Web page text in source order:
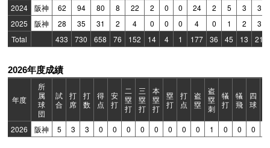
2024
阪神 62 94 80 8 22 2 0 0 24 2 5 3
3
2025
阪神 28 35 31 2 4 0 0 0 4 0 1 2
3
Total
433 730 658 76 152 14 4 1 177 36 45 13 21
2026年度成績
年度
所
属
球
団
試
合
打
席
打
数
得
点
安
打
二
塁
打
三
塁
打
本
塁
打
塁
打
打
点
盗
塁
盗
塁
刺
犠
打
犠
飛
四
球
2026 阪神 5 3 3 0 0 0 0 0 0 0 0 1 0 0 0